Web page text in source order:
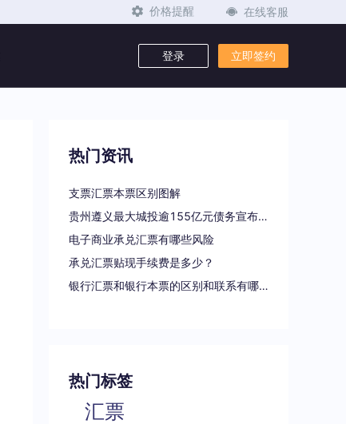
价格提醒 在线客服
登录 立即签约
热门资讯
支票汇票本票区别图解
贵州遵义最大城投逾155亿元债务宣布重组
电子商业承兑汇票有哪些风险
承兑汇票贴现手续费是多少？
银行汇票和银行本票的区别和联系有哪些（一文读懂支票、本票和汇票的区别）
热门标签
汇票